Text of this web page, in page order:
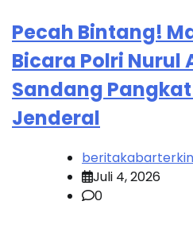
Pecah Bintang!
Bicara Polri Nurul
Sandang
Jenderal
Juli 4, 2026
0